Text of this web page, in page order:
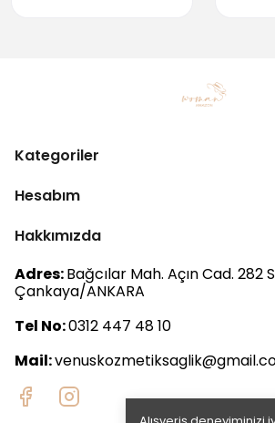
Kategoriler
Hesabım
Hakkımızda
Adres:Bağcılar Mah. Açın Cad. 282
Çankaya/ANKARA
Tel No:0312 447 48 10
Mail: